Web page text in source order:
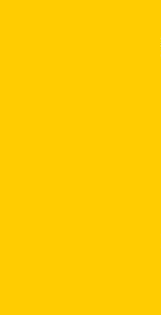
—
—